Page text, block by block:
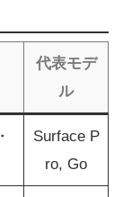
代表モデ
ル
Surface P
ro, Go